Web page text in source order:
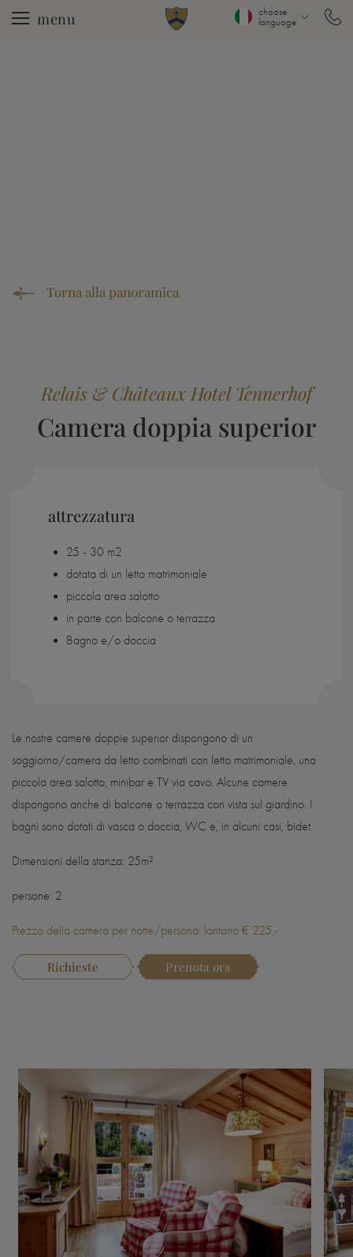
menu
choose
language
Torna alla panoramica
Relais & Châteaux Hotel Tennerhof
Camera doppia superior
attrezzatura
25 - 30 m2
dotata di un letto matrimoniale
piccola area salotto
in parte con balcone o terrazza
Bagno e/o doccia
Le nostre camere doppie superior dispongono di un
soggiorno/camera da letto combinati con letto matrimoniale, una
piccola area salotto, minibar e TV via cavo. Alcune camere
dispongono anche di balcone o terrazza con vista sul giardino. I
bagni sono dotati di vasca o doccia, WC e, in alcuni casi, bidet.
Dimensioni della stanza: 25m²
persone: 2
Prezzo della camera per notte/persona: lontano € 225,-
Richieste Prenota ora